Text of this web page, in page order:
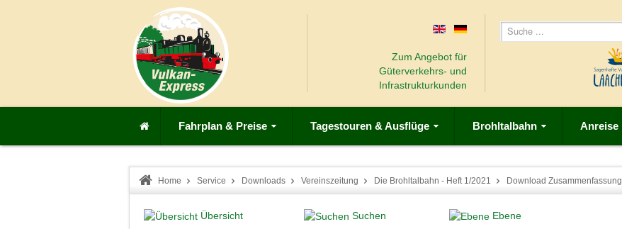
Zum Angebot für
Güterverkehrs- und
Infrastrukturkunden
Fahrplan & Preise Tagestouren & Ausflüge Brohltalbahn Anreise
Home Service Downloads Vereinszeitung Die Brohltalbahn - Heft 1/2021 Download Zusammenfassung
Übersicht Suchen Ebene